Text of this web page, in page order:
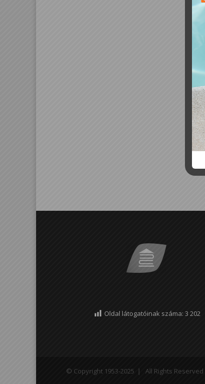
Oldal látogatóinak száma: 3 202
© Copyright 1953-2025 | All Rights Reserved